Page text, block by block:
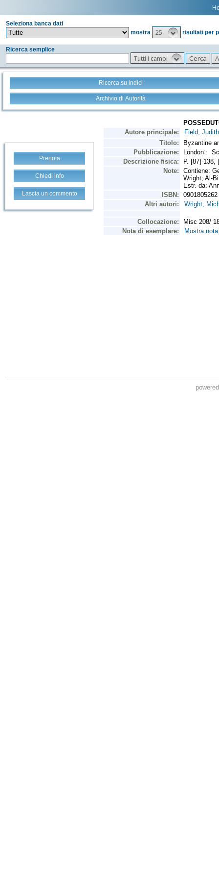
Seleziona banca dati
mostra
25 risultati per
Ricerca semplice
Tutti i campi
Ricerca su indici
Archivio di Autorità
Prenota
Chiedi info
Lascia un commento